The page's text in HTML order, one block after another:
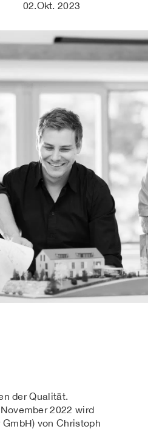
02.Okt. 2023
der Qualität.
2022 wird
von Christoph